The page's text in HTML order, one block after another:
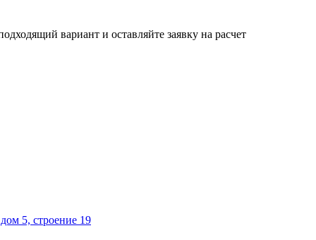
вариант и оставляйте заявку на расчет
5, строение 19